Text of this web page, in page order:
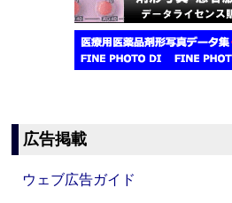
広告掲載
ウェブ広告ガイド